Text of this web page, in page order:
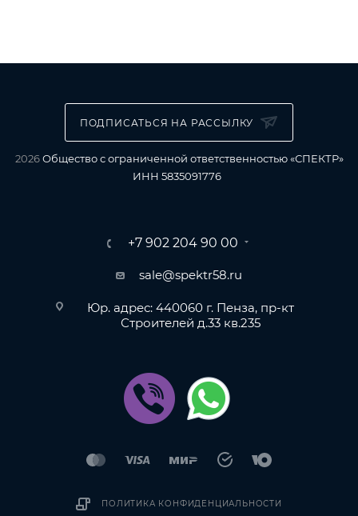
ПОДПИСАТЬСЯ НА РАССЫЛКУ
2026Общество с ограниченной ответственностью «СПЕКТР»
ИНН 5835091776
+7 902 204 90 00
sale@spektr58.ru
Юр. адрес: 440060 г. Пенза, пр-кт
Строителей д.33 кв.235
ПОЛИТИКА КОНФИДЕНЦИАЛЬНОСТИ